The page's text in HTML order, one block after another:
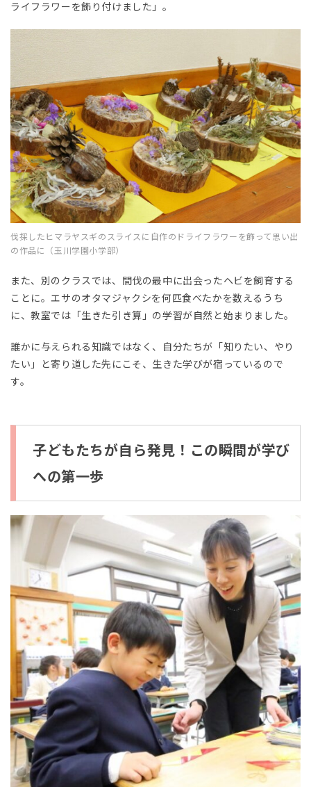
ライフラワーを飾り付けました」。
伐採したヒマラヤスギのスライスに自作のドライフラワーを飾って思い出
の作品に（玉川学園小学部）
また、別のクラスでは、間伐の最中に出会ったヘビを飼育する
ことに。エサのオタマジャクシを何匹食べたかを数えるうち
に、教室では「生きた引き算」の学習が自然と始まりました。
誰かに与えられる知識ではなく、自分たちが「知りたい、やり
たい」と寄り道した先にこそ、生きた学びが宿っているので
す。
子どもたちが自ら発見！この瞬間が学び
への第一歩